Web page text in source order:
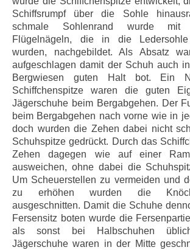
Schiffsrumpf über die Sohle
schmale Sohlenrand wurde mit
Flügelnägeln, die in die Ledersohle
wurden, nachgebildet. Als Absatz
aufgeschlagen damit der Schuh auch
Bergwiesen guten Halt bot. Ein
Schiffchenspitze waren die guten
Jägerschuhe beim Bergabgehen. Der
beim Bergabgehen nach vorne wie in
doch wurden die Zehen dabei nicht
Schuhspitze gedrückt. Durch das
Zehen dagegen wie auf einer
ausweichen, ohne dabei die
Um Scheuerstellen zu vermeiden und
zu erhöhen wurden die
ausgeschnitten. Damit die Schuhe
Fersensitz boten wurde die
als sonst bei Halbschuhen
Jägerschuhe waren in der Mitte